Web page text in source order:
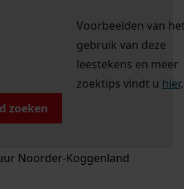
Voorbeelden van
gebruik van deze
leestekens en meer
zoektips vindt u hier.
zoeken
Noorder-Koggenland